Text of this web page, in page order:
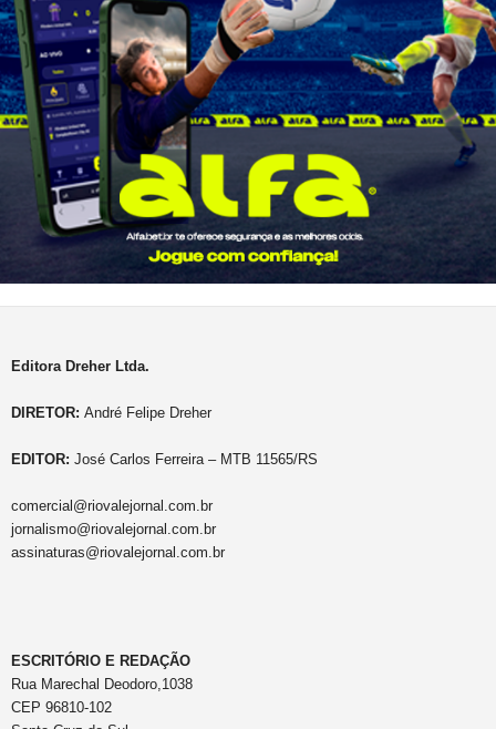
Editora Dreher Ltda.
DIRETOR: André Felipe Dreher
EDITOR: José Carlos Ferreira – MTB 11565/RS
comercial@riovalejornal.com.br
jornalismo@riovalejornal.com.br
assinaturas@riovalejornal.com.br
ESCRITÓRIO E REDAÇÃO
Rua Marechal Deodoro,1038
CEP 96810-102